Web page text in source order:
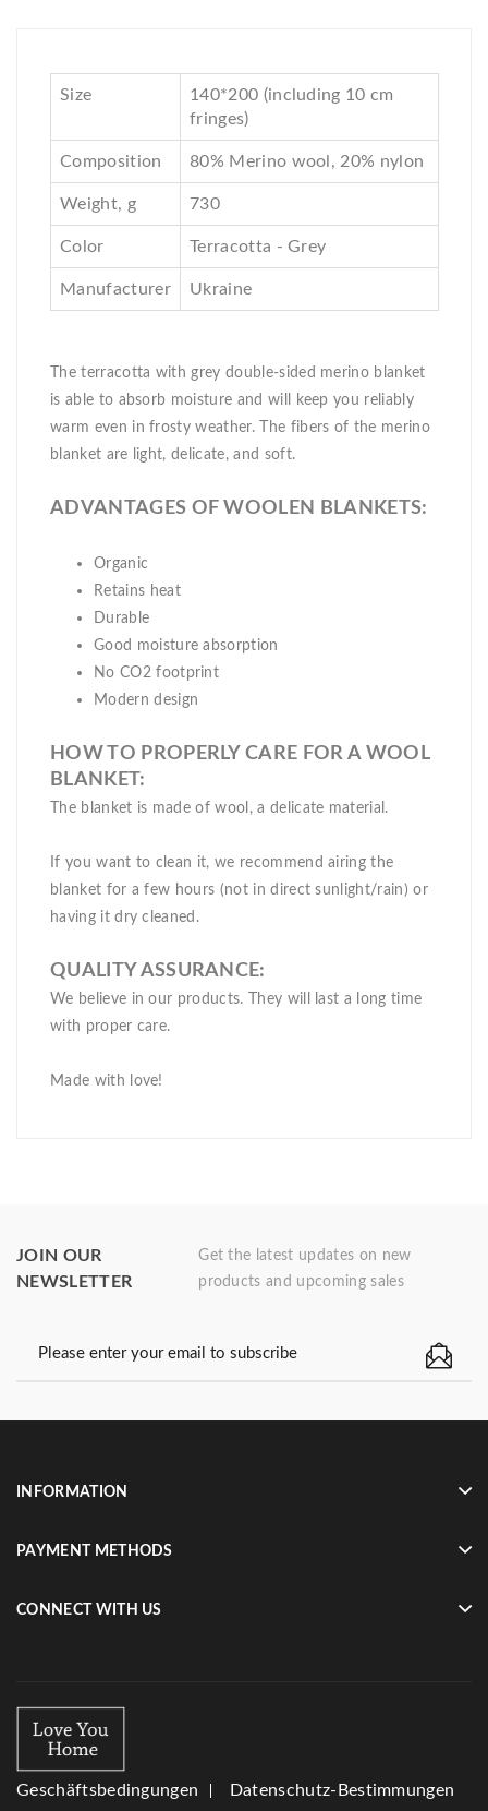
Size
140*200 (including 10 cm
fringes)
Composition 80% Merino wool, 20% nylon
Weight, g 730
Color Terracotta - Grey
Manufacturer Ukraine
The terracotta with grey double-sided merino blanket
is able to absorb moisture and will keep you reliably
warm even in frosty weather. The fibers of the merino
blanket are light, delicate, and soft.
ADVANTAGES OF WOOLEN BLANKETS:
Organic
Retains heat
Durable
Good moisture absorption
No CO2 footprint
Modern design
HOW TO PROPERLY CARE FOR A WOOL
BLANKET:
The blanket is made of wool, a delicate material.
If you want to clean it, we recommend airing the
blanket for a few hours (not in direct sunlight/rain) or
having it dry cleaned.
QUALITY ASSURANCE:
We believe in our products. They will last a long time
with proper care.
Made with love!
JOIN OUR
NEWSLETTER
Get the latest updates on new
products and upcoming sales
INFORMATION
PAYMENT METHODS
CONNECT WITH US
Geschäftsbedingungen Datenschutz-Bestimmungen